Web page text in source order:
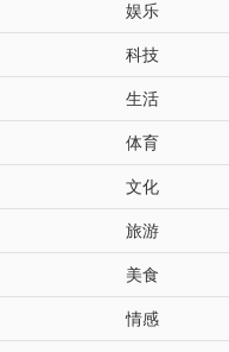
娱乐
科技
生活
体育
文化
旅游
美食
情感